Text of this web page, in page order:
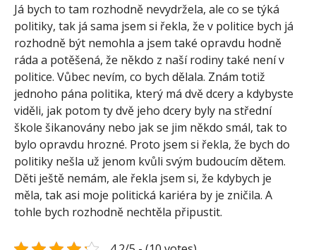
Já bych to tam rozhodně nevydržela, ale co se týká
politiky, tak já sama jsem si řekla, že v politice bych já
rozhodně být nemohla a jsem také opravdu hodně
ráda a potěšená, že někdo z naší rodiny také není v
politice. Vůbec nevím, co bych dělala. Znám totiž
jednoho pána politika, který má dvě dcery a kdybyste
viděli, jak potom ty dvě jeho dcery byly na střední
škole šikanovány nebo jak se jim někdo smál, tak to
bylo opravdu hrozné. Proto jsem si řekla, že bych do
politiky nešla už jenom kvůli svým budoucím dětem.
Děti ještě nemám, ale řekla jsem si, že kdybych je
měla, tak asi moje politická kariéra by je zničila. A
tohle bych rozhodně nechtěla připustit.